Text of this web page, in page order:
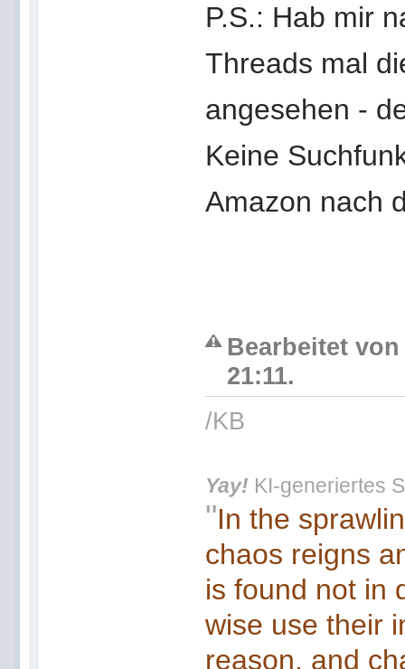
P.S.: Hab mir
Threads mal
angesehen -
Keine
Amazon nach
Bearbeitet
21:11.
/KB
Yay! KI-generiertes
"In the
chaos reigns
is found not in
wise use their
reason, and